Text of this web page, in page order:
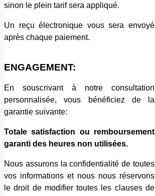
sinon le plein tarif sera appliqué.
Un reçu électronique vous sera envoyé
après chaque paiement.
ENGAGEMENT:
En souscrivant à notre consultation
personnalisée, vous bénéficiez de la
garantie suivante:
Totale satisfaction ou remboursement
garanti des heures non utilisées.
Nous assurons la confidentialité de toutes
vos informations et nous nous réservons
le droit de modifier toutes les clauses de